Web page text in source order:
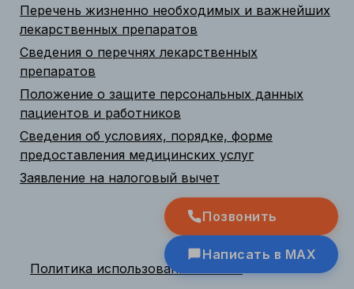
Перечень жизненно необходимых и важнейших
лекарственных препаратов
Сведения о перечнях лекарственных
препаратов
Положение о защите персональных данных
пациентов и работников
Сведения об условиях, порядке, форме
предоставления медицинских услуг
Заявление на налоговый вычет
Политика использования cookies
Позвонить
Написать в MAX